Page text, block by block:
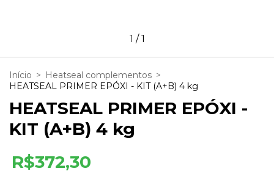
1 /1
Início > Heatseal complementos >
HEATSEAL PRIMER EPÓXI - KIT (A+B) 4 kg
HEATSEAL PRIMER EPÓXI -
KIT (A+B) 4 kg
R$372,30